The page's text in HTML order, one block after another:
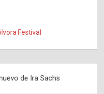
Festival
de Ira Sachs